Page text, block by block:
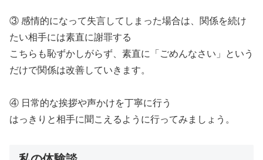
③ 感情的になって失言してしまった場合は、関係を続け
たい相手には素直に謝罪する
こちらも恥ずかしがらず、素直に「ごめんなさい」という
だけで関係は改善していきます。
④ 日常的な挨拶や声かけを丁寧に行う
はっきりと相手に聞こえるように行ってみましょう。